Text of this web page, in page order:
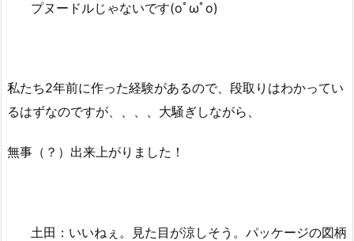
プヌードルじゃないです(oﾟωﾟo)
私たち2年前に作った経験があるので、段取りはわかってい
るはずなのですが、、、、大騒ぎしながら、
無事（？）出来上がりました！
土田：いいねぇ。見た目が涼しそう。パッケージの図柄